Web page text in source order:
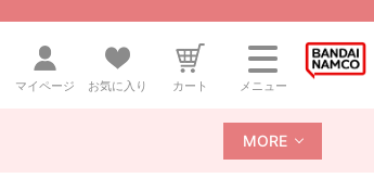
マイページ お気に入り カート メニュー
MORE